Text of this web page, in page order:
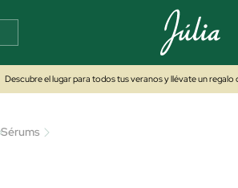
Descubre el lugar para todos tus veranos y llévate un regalo
Sérums